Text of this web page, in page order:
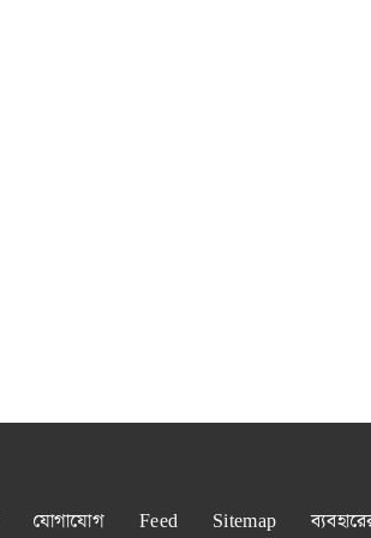
যোগাযোগ Feed Sitemap